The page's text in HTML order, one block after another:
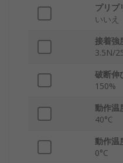
プリプ
いいえ
接着強
3.5N/
破断伸
150%
動作
40°C
動作温
0°C